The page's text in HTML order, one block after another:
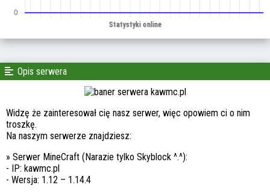
Opis serwera
Widzę że zainteresował cię nasz serwer, więc opowiem ci o nim
troszkę.
Na naszym serwerze znajdziesz:
» Serwer MineCraft (Narazie tylko Skyblock ^.^):
- IP: kawmc.pl
- Wersja: 1.12 – 1.14.4